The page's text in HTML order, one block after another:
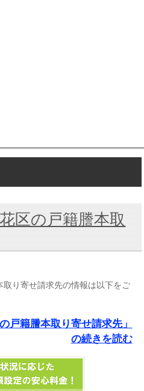
区の戸籍謄本取
り寄せ請求先の情報は以下をご
戸籍謄本取り寄せ請求先」
の続きを読む